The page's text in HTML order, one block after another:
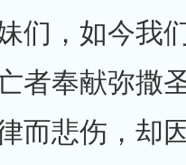
们，如今我
者奉献弥撒
而悲伤，却